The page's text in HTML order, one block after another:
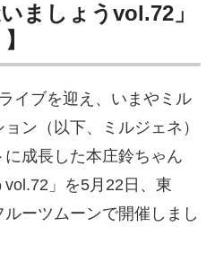
ましょうvol.72」
イブを迎え、いまやミル
ン（以下、ミルジェネ）
成長した本庄鈴ちゃん
」を5月22日、東
ーツムーンで開催しまし